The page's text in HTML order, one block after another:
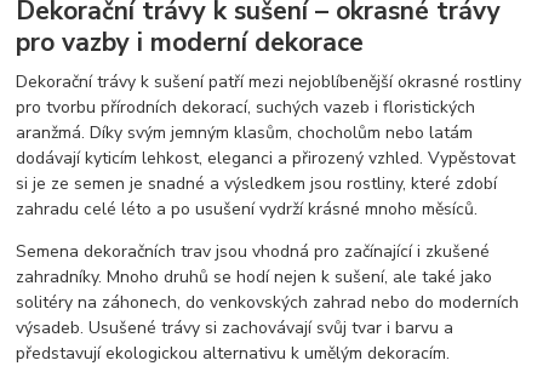
Dekorační trávy k sušení – okrasné trávy
pro vazby i moderní dekorace
Dekorační trávy k sušení patří mezi nejoblíbenější okrasné rostliny
pro tvorbu přírodních dekorací, suchých vazeb i floristických
aranžmá. Díky svým jemným klasům, chocholům nebo latám
dodávají kyticím lehkost, eleganci a přirozený vzhled. Vypěstovat
si je ze semen je snadné a výsledkem jsou rostliny, které zdobí
zahradu celé léto a po usušení vydrží krásné mnoho měsíců.
Semena dekoračních trav jsou vhodná pro začínající i zkušené
zahradníky. Mnoho druhů se hodí nejen k sušení, ale také jako
solitéry na záhonech, do venkovských zahrad nebo do moderních
výsadeb. Usušené trávy si zachovávají svůj tvar i barvu a
představují ekologickou alternativu k umělým dekoracím.